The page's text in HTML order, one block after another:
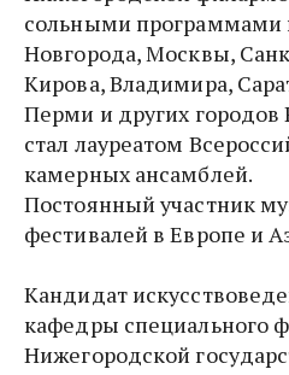
сольными программами
Новгорода, Москвы,
Кирова, Владимира,
Перми и других городов
стал лауреатом
камерных ансамблей.
Постоянный участник
фестивалей в Европе и
Кандидат
кафедры специального
Нижегородской